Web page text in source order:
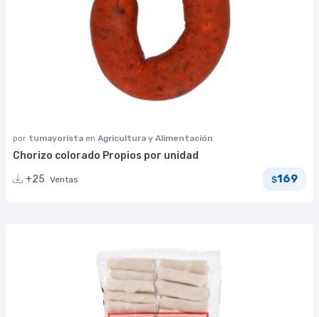
por tumayorista en Agricultura y Alimentación
Chorizo colorado Propios por unidad
+25 Ventas $169